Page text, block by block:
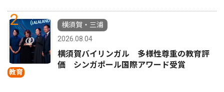
2
教育
横須賀・三浦
2026.08.04
横須賀バイリンガル 多様性尊重の教育評
価 シンガポール国際アワード受賞